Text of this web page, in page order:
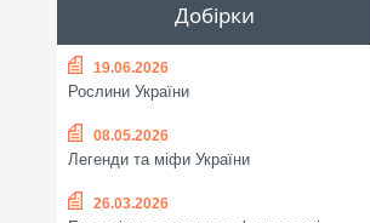
Добірки
19.06.2026
Рослини України
08.05.2026
Легенди та міфи України
26.03.2026